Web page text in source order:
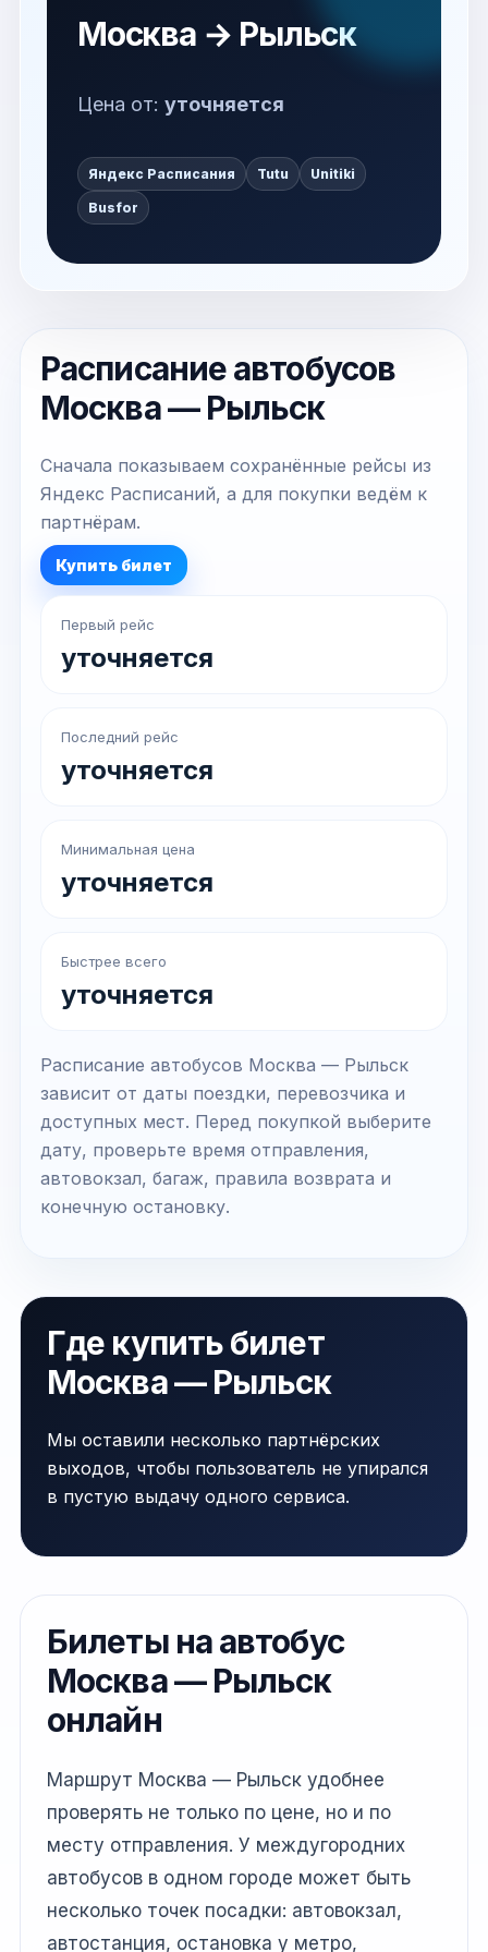
Москва → Рыльск
Цена от: уточняется
Яндекс Расписания Tutu Unitiki
Busfor
Расписание автобусов
Москва — Рыльск
Сначала показываем сохранённые рейсы из
Яндекс Расписаний, а для покупки ведём к
партнёрам.
Купить билет
Первый рейс
уточняется
Последний рейс
уточняется
Минимальная цена
уточняется
Быстрее всего
уточняется
Расписание автобусов Москва — Рыльск
зависит от даты поездки, перевозчика и
доступных мест. Перед покупкой выберите
дату, проверьте время отправления,
автовокзал, багаж, правила возврата и
конечную остановку.
Где купить билет
Москва — Рыльск
Мы оставили несколько партнёрских
выходов, чтобы пользователь не упирался
в пустую выдачу одного сервиса.
Билеты на автобус
Москва — Рыльск
онлайн
Маршрут Москва — Рыльск удобнее
проверять не только по цене, но и по
месту отправления. У междугородних
автобусов в одном городе может быть
несколько точек посадки: автовокзал,
автостанция, остановка у метро,